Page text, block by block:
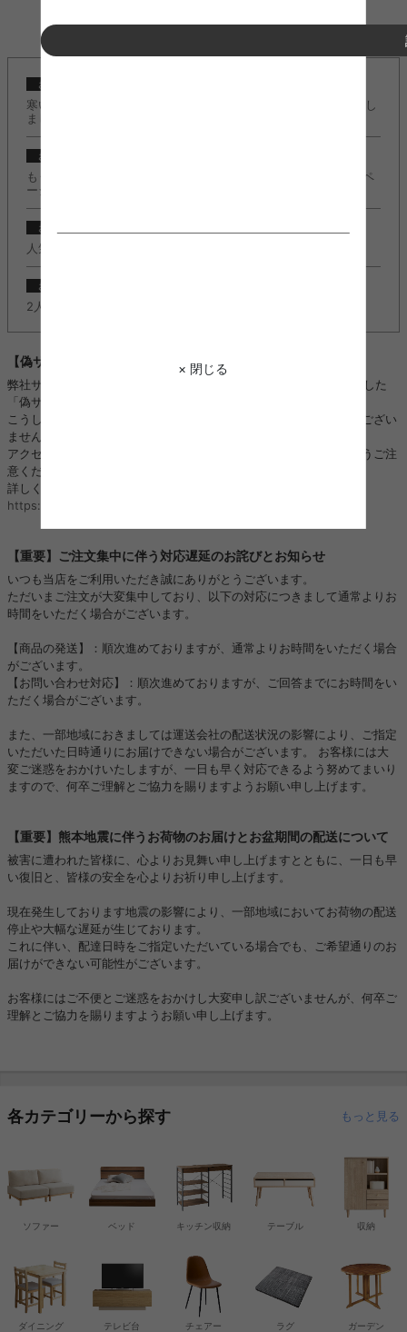
× 閉じる
INFORMATION
お知らせ
寒い季節もこたつでぬくぬく快適に♪『こたつ特集』ページ公開し
ました。
お知らせ
もうすぐクリスマスの季節！『クリスマスコレクション2024』ペ
ージ公開しました。
お知らせ
人気のＬ字デスク『Fine(ファイン)』に新カラー追加しました。
お知らせ
2人掛けソファ『Moss(モス)』に新カラー追加しました。
【偽サイトにご注意ください】
弊社サイトのロゴ・画像などを不正に使用し、kagu350になりすました
「偽サイト」や「偽SNSアカウント」を複数確認しております。
こうした「偽サイト」「偽SNSアカウント」は、当店と全く関係がござい
ません。
アクセス、ご注文、お振り込み、個人情報のやり取りをされないようご注
意ください。
詳しくはこちら：
https://kagu350.com/phishing
【重要】ご注文集中に伴う対応遅延のお詫びとお知らせ
いつも当店をご利用いただき誠にありがとうございます。
ただいまご注文が大変集中しており、以下の対応につきまして通常よりお
時間をいただく場合がございます。
【商品の発送】：順次進めておりますが、通常よりお時間をいただく場合
がございます。
【お問い合わせ対応】：順次進めておりますが、ご回答までにお時間をい
ただく場合がございます。
また、一部地域におきましては運送会社の配送状況の影響により、ご指定
いただいた日時通りにお届けできない場合がございます。 お客様には大
変ご迷惑をおかけいたしますが、一日も早く対応できるよう努めてまいり
ますので、何卒ご理解とご協力を賜りますようお願い申し上げます。
【重要】熊本地震に伴うお荷物のお届けとお盆期間の配送について
被害に遭われた皆様に、心よりお見舞い申し上げますとともに、一日も早
い復旧と、皆様の安全を心よりお祈り申し上げます。
現在発生しております地震の影響により、一部地域においてお荷物の配送
停止や大幅な遅延が生じております。
これに伴い、配達日時をご指定いただいている場合でも、ご希望通りのお
届けができない可能性がございます。
お客様にはご不便とご迷惑をおかけし大変申し訳ございませんが、何卒ご
理解とご協力を賜りますようお願い申し上げます。
各カテゴリーから探す もっと見る
ソファー ベッド 収納
キッチン収納
チェアー
テーブル
テレビ台
ダイニング ラグ ガーデン